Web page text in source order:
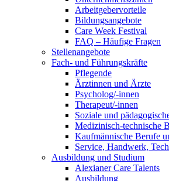
Arbeitgebervorteile
Bildungsangebote
Care Week Festival
FAQ – Häufige Fragen
Stellenangebote
Fach- und Führungskräfte
Pflegende
Ärztinnen und Ärzte
Psycholog/-innen
Therapeut/-innen
Soziale und
Medizinisch-technische
Kaufmännische Berufe
Service, Handwerk,
Ausbildung und Studium
Alexianer Care Talents
Ausbildung